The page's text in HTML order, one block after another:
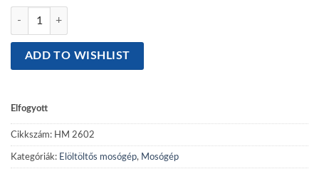
ADD TO WISHLIST
Elfogyott
Cikkszám: HM 2602
Kategóriák: Elöltöltős mosógép, Mosógép